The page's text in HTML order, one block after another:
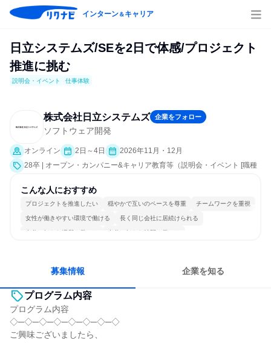
インターン＆キャリア
日立システムズ/SEを2日で体感/プロジェクト
推進に挑む
説明会・イベント 仕事体験
株式会社日立システムズ 企業をフォロー
ソフトウェア開発
オンライン 2日～4日
2026年11月・12月
28卒 | オープン・カンパニー&キャリア教育等（説明会・イベント [職種
体験）
こんな人におすすめ
プロジェクトを推進したい 穏やかで互いのペースを尊重 チームワークを重視
女性が働きやすい環境で働ける 長く同じ会社に居続けられる
自分の好きな場所で働ける 自分の好きな時間で働ける
募集情報 企業を知る
プログラム内容
プログラム内容
◇─◇─◇─◇─◇─◇─◇─◇
ご興味ございましたら、